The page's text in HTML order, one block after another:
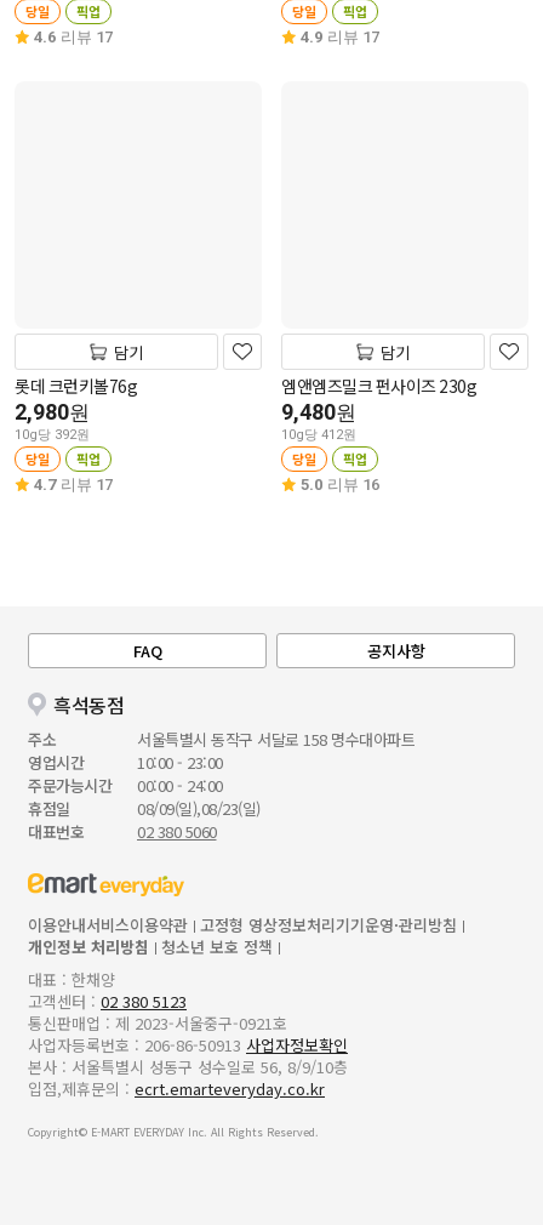
당일 픽업
4.6 리뷰 17
당일 픽업
4.9 리뷰 17
담기
롯데 크런키볼76g
2,980원
10g당 392원
당일 픽업
4.7 리뷰 17
담기
엠앤엠즈밀크 펀사이즈 230g
9,480원
10g당 412원
당일 픽업
5.0 리뷰 16
FAQ 공지사항
흑석동점
주소
서울특별시 동작구 서달로 158 명수대아파트
영업시간
10:00 - 23:00
주문가능시간
00:00 - 24:00
휴점일
08/09(일),08/23(일)
대표번호
02 380 5060
이용안내서비스이용약관 고정형 영상정보처리기기운영·관리방침
개인정보 처리방침
청소년 보호 정책
대표 : 한채양
고객센터 : 02 380 5123
통신판매업 : 제 2023-서울중구-0921호
사업자등록번호 : 206-86-50913 사업자정보확인
본사 : 서울특별시 성동구 성수일로 56, 8/9/10층
입점,제휴문의 : ecrt.emarteveryday.co.kr
Copyright© E-MART EVERYDAY Inc. All Rights Reserved.